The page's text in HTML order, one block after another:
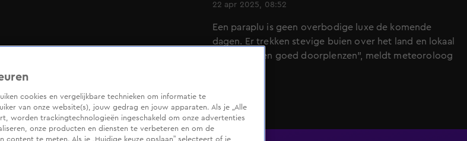
22 apr 2025, 08:52
Een paraplu is geen overbodige luxe de komende
dagen. Er trekken stevige buien over het land en lokaal
kan het "even goed doorplenzen", meldt meteoroloog
cookies en vergelijkbare technieken om informatie te
van onze website(s), jouw gedrag en jouw apparaten. Als je „Alle
worden trackingtechnologieën ingeschakeld om onze advertenties
onze producten en diensten te verbeteren en om de
content te meten. Als je „Huidige keuze opslaan” selecteert of je